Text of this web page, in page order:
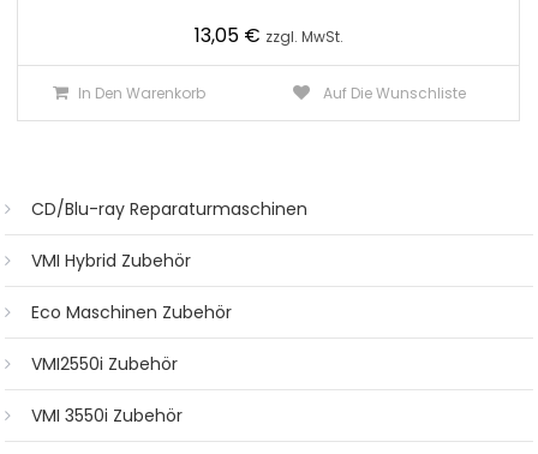
13,05 € zzgl. MwSt.
In Den Warenkorb Auf Die Wunschliste
CD/Blu-ray Reparaturmaschinen
VMI Hybrid Zubehör
Eco Maschinen Zubehör
VMI2550i Zubehör
VMI 3550i Zubehör